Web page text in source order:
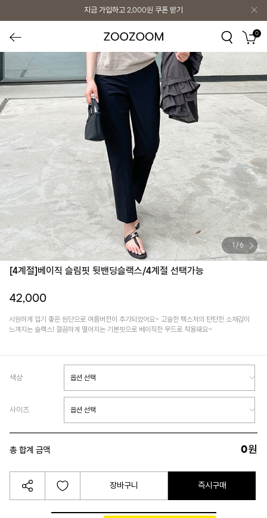
지금 가입하고 2,000원 쿠폰 받기
0
1/6
[4계절]베이직 슬림핏 뒷밴딩슬랙스/4계절 선택가능
42,000
시원하게 입기 좋은 원단으로 여름버전이 추가되었어요~ 고슬한 텍스처의 탄탄한 소재감이
느껴지는 슬랙스! 깔끔하게 떨어지는 기본핏으로 베이직한 무드로 착용돼요~
색상
사이즈
총 합계 금액 0원
장바구니 즉시구매